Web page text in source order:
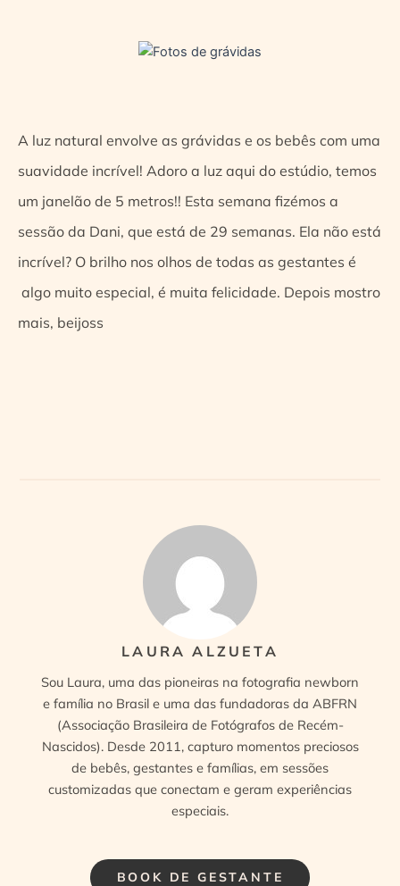
A luz natural envolve as grávidas e os bebês com uma
suavidade incrível! Adoro a luz aqui do estúdio, temos
um janelão de 5 metros!! Esta semana fizémos a
sessão da Dani, que está de 29 semanas. Ela não está
incrível? O brilho nos olhos de todas as gestantes é
algo muito especial, é muita felicidade. Depois mostro
mais, beijoss
BOOK DE GESTANTE
LAURA ALZUETA
Sou Laura, uma das pioneiras na fotografia newborn
e família no Brasil e uma das fundadoras da ABFRN
(Associação Brasileira de Fotógrafos de Recém-
Nascidos). Desde 2011, capturo momentos preciosos
de bebês, gestantes e famílias, em sessões
customizadas que conectam e geram experiências
especiais.